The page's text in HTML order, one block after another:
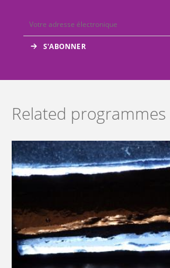
Related programmes